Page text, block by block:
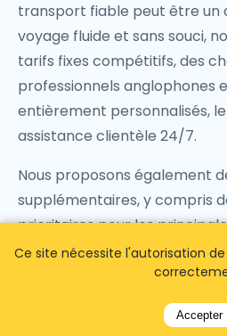
transport fiable peut être un
voyage fluide et sans souci,
tarifs fixes compétitifs, des
professionnels anglophones
entièrement personnalisés,
assistance clientèle 24/7.
Nous proposons également
supplémentaires, y compris
prioritaires pour les
Qatar, que vous pouvez
chauffeur les livrera dès
de la commodité à votre
Ce site nécessite l'autorisation
Accepter